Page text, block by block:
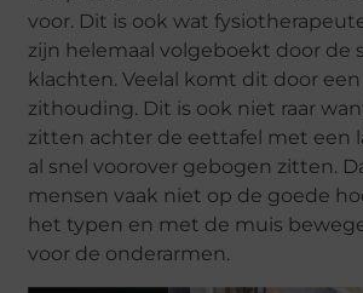
voor. Dit is ook wat
zijn helemaal volgeboekt door de
klachten. Veelal komt dit door
zithouding. Dit is ook niet raar
zitten achter de eettafel met een
al snel voorover gebogen zitten.
mensen vaak niet op de goede
het typen en met de muis
voor de onderarmen.